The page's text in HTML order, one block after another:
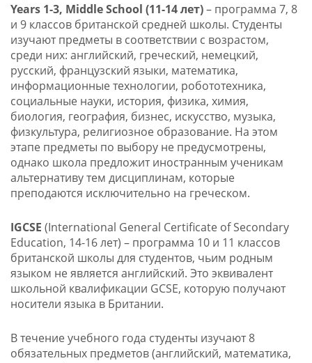
Years 1-3, MiddleSchool (11-14 лет)– программа 7, 8
и 9 классов британской средней школы. Студенты
изучают предметы в соответствии с возрастом,
среди них: английский, греческий, немецкий,
русский, французский языки, математика,
информационные технологии, робототехника,
социальные науки, история, физика, химия,
биология, география, бизнес, искусство, музыка,
физкультура, религиозное образование. На этом
этапе предметы по выбору не предусмотрены,
однако школа предложит иностранным ученикам
альтернативу тем дисциплинам, которые
преподаются исключительно на греческом.
IGCSE (International General Certificate of Secondary
Education, 14-16 лет) – программа 10 и 11 классов
британской школы для студентов, чьим родным
языком не является английский. Это эквивалент
школьной квалификации GCSE, которую получают
носители языка в Британии.
В течение учебного года студенты изучают 8
обязательных предметов (английский, математика,